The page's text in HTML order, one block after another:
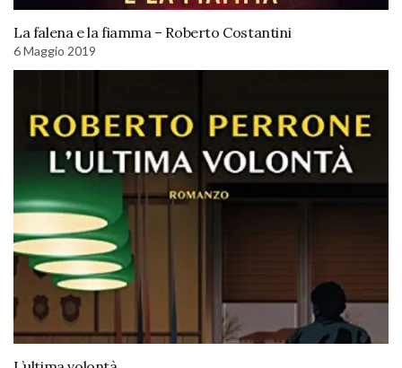
La falena e la fiamma – Roberto Costantini
6 Maggio 2019